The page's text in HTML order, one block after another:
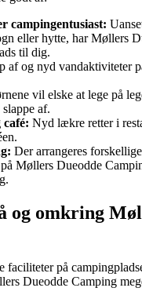
campingentusiast:
eller hytte, har Møllers
til dig.
af og nyd vandaktiviteter
vil elske at lege på
af.
café: Nyd lækre retter i
Der arrangeres
Møllers Dueodde
og omkring
faciliteter på
Dueodde Camping